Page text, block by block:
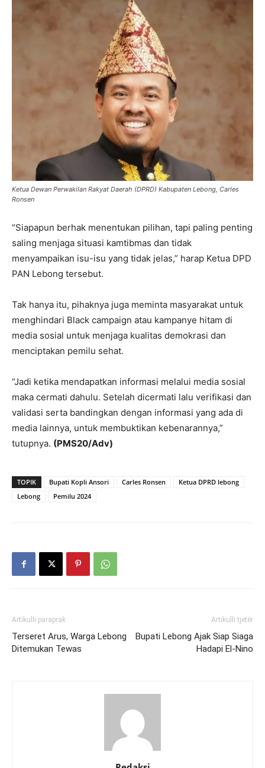
Ketua Dewan Perwakilan Rakyat Daerah (DPRD) Kabupaten Lebong, Carles
Ronsen
“Siapapun berhak menentukan pilihan, tapi paling penting
saling menjaga situasi kamtibmas dan tidak
menyampaikan isu-isu yang tidak jelas,” harap Ketua DPD
PAN Lebong tersebut.
Tak hanya itu, pihaknya juga meminta masyarakat untuk
menghindari Black campaign atau kampanye hitam di
media sosial untuk menjaga kualitas demokrasi dan
menciptakan pemilu sehat.
“Jadi ketika mendapatkan informasi melalui media sosial
maka cermati dahulu. Setelah dicermati lalu verifikasi dan
validasi serta bandingkan dengan informasi yang ada di
media lainnya, untuk membuktikan kebenarannya,”
tutupnya. (PMS20/Adv)
TOPIK Bupati Kopli Ansori Carles Ronsen
Ketua DPRD lebong
Lebong
Pemilu 2024
Artikulli paraprak
Terseret Arus, Warga Lebong
Ditemukan Tewas
Artikulli tjetër
Bupati Lebong Ajak Siap Siaga
Hadapi El-Nino